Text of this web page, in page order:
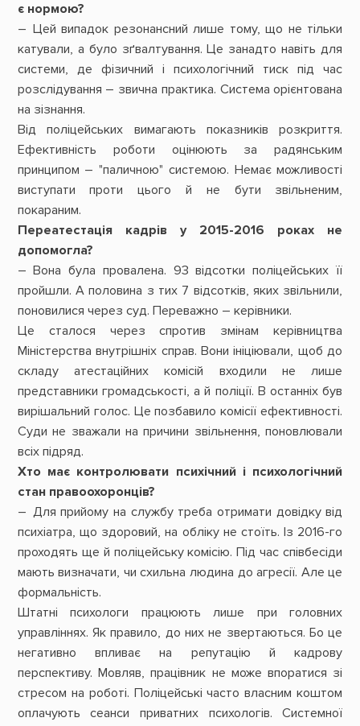
є нормою?
– Цей випадок резонансний лише тому, що не тільки
катували, а було зґвалтування. Це занадто навіть для
системи, де фізичний і психологічний тиск під час
розслідування – звична практика. Система орієнтована
на зізнання.
Від поліцейських вимагають показників розкриття.
Ефективність роботи оцінюють за радянським
принципом – "паличною" системою. Немає можливості
виступати проти цього й не бути звільненим,
покараним.
Переатестація кадрів у 2015-2016 роках не
допомогла?
– Вона була провалена. 93 відсотки поліцейських її
пройшли. А половина з тих 7 відсот­ків, яких звільнили,
поновилися через суд. Переважно – керівники.
Це сталося через спротив змінам керівництва
Міністерства внутрішніх справ. Вони ініціювали, щоб до
складу атестаційних комісій входили не лише
представники громадськості, а й поліції. В останніх був
вирішальний голос. Це позбавило комісії ефективності.
Суди не зважали на причини звільнення, поновлювали
всіх підряд.
Хто має контролювати психічний і психологічний
стан правоохоронців?
– Для прийому на службу треба отримати довідку від
психіатра, що здоровий, на обліку не стоїть. Із 2016-го
проходять ще й поліцейську комісію. Під час співбесіди
мають визначати, чи схильна людина до агресії. Але це
формальність.
Штатні психологи працюють лише при головних
управліннях. Як правило, до них не звертаються. Бо це
негативно впливає на репутацію й кадрову
перспективу. Мовляв, працівник не може впоратися зі
стресом на роботі. Поліцейські часто власним коштом
оплачують сеанси приватних психологів. Системної